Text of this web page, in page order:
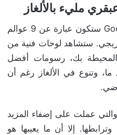
مليء بالألغاز
لعبة God of War Ragnarök ستكون عبارة عن 9 عوالم
ستشاهد لوحات فنية من
المحيطة بك، رسومات أفضل
وتنوع في الألغاز رغم أن
عملت على إضفاء المزيد
إلا أن ما يعيبها هو